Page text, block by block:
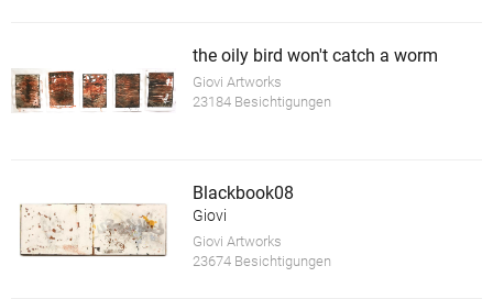
the oily bird won't catch a worm
Giovi Artworks
23184 Besichtigungen
Blackbook08
Giovi
Giovi Artworks
23674 Besichtigungen